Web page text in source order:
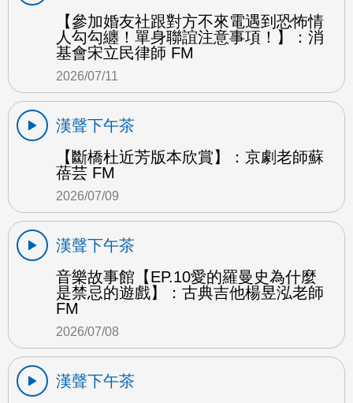
【參加婚友社跟對方不來電遇到恐怖情
人勾勾纏！單身聯誼注意事項！】：消
基會宋立民律師 FM
2026/07/11
漢聲下午茶
【斷橋杜近芳版本欣賞】：京劇老師蘇
蓓芸 FM
2026/07/09
漢聲下午茶
音樂故事館【EP.10愛的羅曼史為什麼
是禁忌的遊戲】：古典吉他楊昱泓老師
FM
2026/07/08
漢聲下午茶